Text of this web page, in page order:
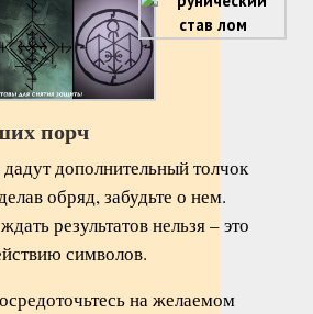
порч
дополнительный толчок
обряд, забудьте о нем.
результатов нельзя – это
символов.
на желаемом